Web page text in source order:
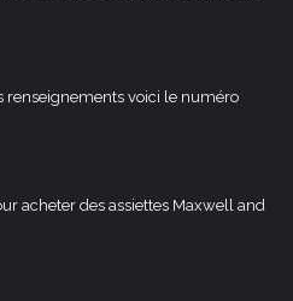
renseignements voici le numéro
acheter des assiettes Maxwell and